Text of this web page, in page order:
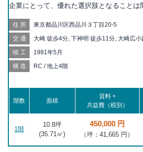
企業にとって、優れた選択肢となることは
住所 東京都品川区西品川３丁目20-5
交通
大崎 徒歩4分, 下神明 徒歩11分, 大崎広
越 徒歩15分, 戸越公園 徒歩16分, 戸越銀
18分, 青物横丁 徒歩18分
竣工 1981年5月
構造 RC / 地上4階
階数 面積
賃料 +
共益費（税別）
1階
10.8坪
(35.71㎡)
450,000 円
（坪：41,665 円）